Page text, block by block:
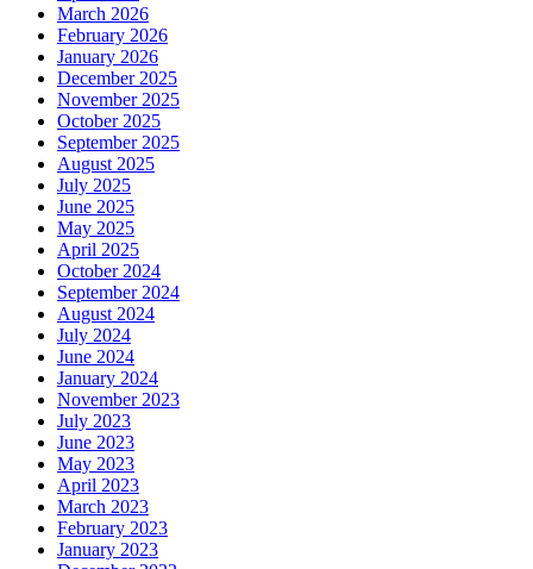
March 2026
February 2026
January 2026
December 2025
November 2025
October 2025
September 2025
August 2025
July 2025
June 2025
May 2025
April 2025
October 2024
September 2024
August 2024
July 2024
June 2024
January 2024
November 2023
July 2023
June 2023
May 2023
April 2023
March 2023
February 2023
January 2023